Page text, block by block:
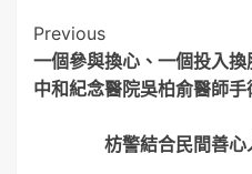
Post
Navigation
Previous
一個參與換心、一個投入
中和紀念醫院吳柏俞醫師
枋警結合民間善